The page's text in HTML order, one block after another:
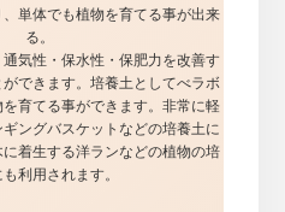
単体でも植物を育てる事が出来
る。
通気性・保水性・保肥力を改善す
できます。培養土としてべラボ
育てる事ができます。非常に軽
ングバスケットなどの培養土に
着生する洋ランなどの植物の培
利用されます。